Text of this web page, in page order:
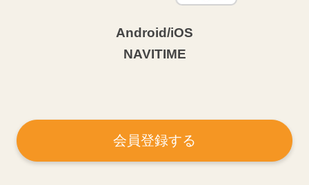
Android/iOS
NAVITIME
会員登録する